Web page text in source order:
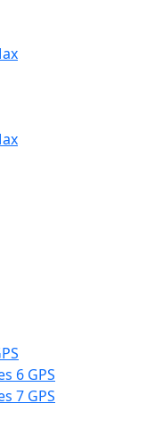
6 GPS
7 GPS